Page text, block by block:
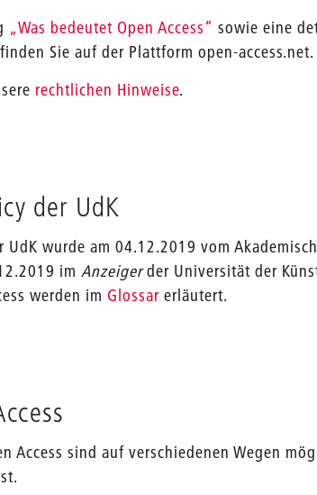
„Was bedeutet Open Access“ sowie eine
finden Sie auf der Plattform open-access.net.
rechtlichen Hinweise.
der UdK
UdK wurde am 04.12.2019 vom
imAnzeigerder Universität der
werden imGlossar erläutert.
Access sind auf verschiedenen Wegen